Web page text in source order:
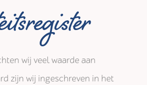
wij veel waarde aan
zijn wij ingeschreven in het